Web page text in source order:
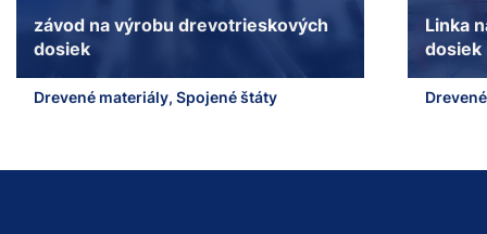
závod na výrobu drevotrieskových
dosiek
Drevené materiály, Spojené štáty
Linka
dosiek